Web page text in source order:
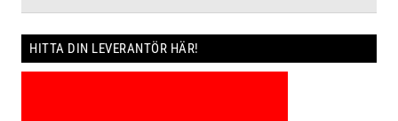
HITTA DIN LEVERANTÖR HÄR!